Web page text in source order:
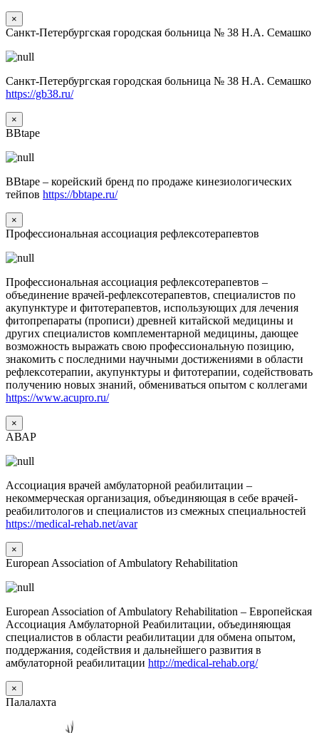
×
Санкт-Петербургская городская больница № 38 Н.А. Семашко
Санкт-Петербургская городская больница № 38 Н.А. Семашко
https://gb38.ru/
×
BBtape
BBtape – корейский бренд по продаже кинезиологических
тейпов https://bbtape.ru/
×
Профессиональная ассоциация рефлексотерапевтов
Профессиональная ассоциация рефлексотерапевтов –
объединение врачей-рефлексотерапевтов, специалистов по
акупунктуре и фитотерапевтов, использующих для лечения
фитопрепараты (прописи) древней китайской медицины и
других специалистов комплементарной медицины, дающее
возможность выражать свою профессиональную позицию,
знакомить с последними научными достижениями в области
рефлексотерапии, акупунктуры и фитотерапии, содействовать
получению новых знаний, обмениваться опытом с коллегами
https://www.acupro.ru/
×
АВАР
Ассоциация врачей амбулаторной реабилитации –
некоммерческая организация, объединяющая в себе врачей-
реабилитологов и специалистов из смежных специальностей
https://medical-rehab.net/avar
×
European Association of Ambulatory Rehabilitation
European Association of Ambulatory Rehabilitation – Европейская
Ассоциация Амбулаторной Реабилитации, объединяющая
специалистов в области реабилитации для обмена опытом,
поддержания, содействия и дальнейшего развития в
амбулаторной реабилитации http://medical-rehab.org/
×
Палалахта